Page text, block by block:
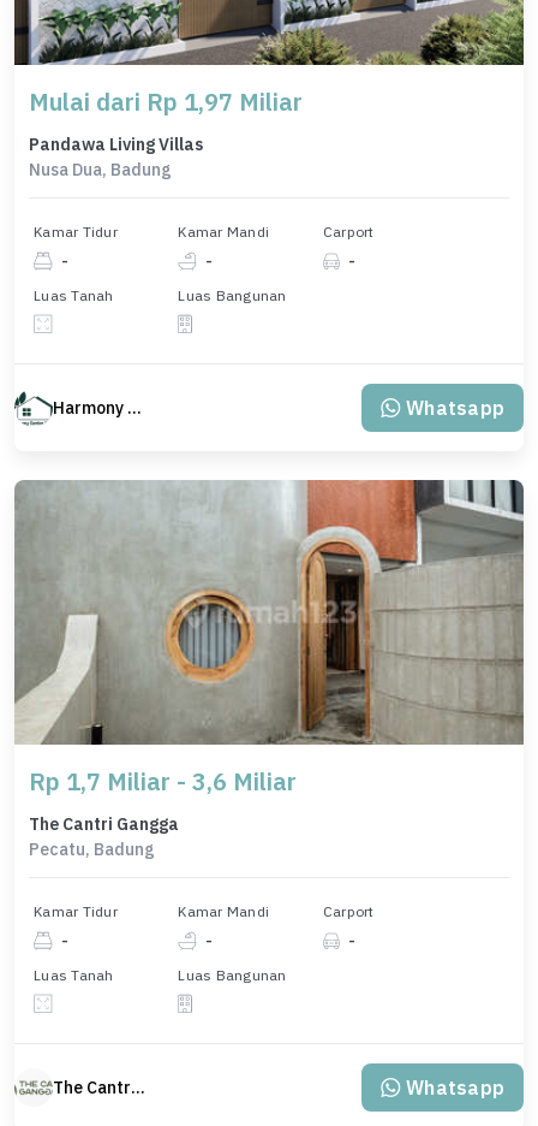
Mulai dari Rp 1,97 Miliar
Pandawa Living Villas
Nusa Dua, Badung
Kamar Tidur
-
Kamar Mandi
-
Carport
-
Luas Tanah Luas Bangunan
Harmony Property Whatsapp
Rp 1,7 Miliar - 3,6 Miliar
The Cantri Gangga
Pecatu, Badung
Kamar Tidur
-
Kamar Mandi
-
Carport
-
Luas Tanah Luas Bangunan
The Cantri Gangga Whatsapp